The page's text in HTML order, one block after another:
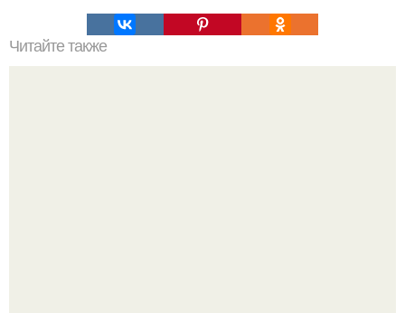
Читайте также